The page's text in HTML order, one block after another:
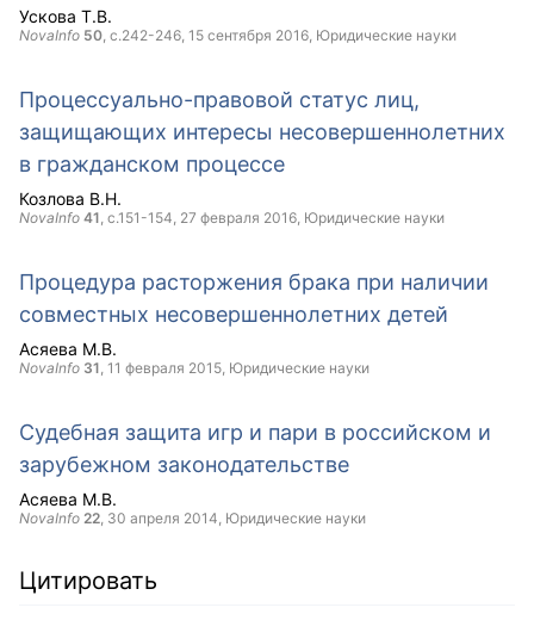
Ускова Т.В.
NovaInfo 50, с.242-246, 15 сентября 2016, Юридические науки
Процессуально-правовой статус лиц,
защищающих интересы несовершеннолетних
в гражданском процессе
Козлова В.Н.
NovaInfo 41, с.151-154, 27 февраля 2016, Юридические науки
Процедура расторжения брака при наличии
совместных несовершеннолетних детей
Асяева М.В.
NovaInfo 31, 11 февраля 2015, Юридические науки
Судебная защита игр и пари в российском и
зарубежном законодательстве
Асяева М.В.
NovaInfo 22, 30 апреля 2014, Юридические науки
Цитировать